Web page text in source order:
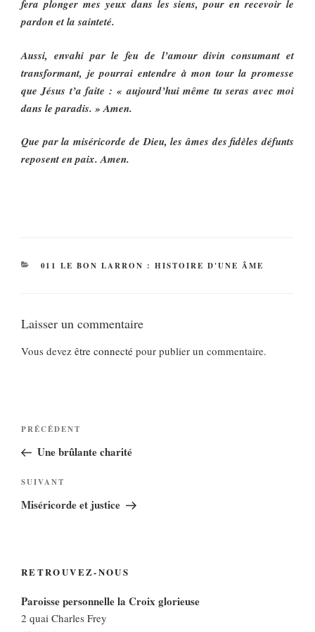
fera plonger mes yeux dans les siens, pour en recevoir le
pardon et la sainteté.
Aussi, envahi par le feu de l’amour divin consumant et
transformant, je pourrai entendre à mon tour la promesse
que Jésus t’a faite : « aujourd’hui même tu seras avec moi
dans le paradis. » Amen.
Que par la miséricorde de Dieu, les âmes des fidèles défunts
reposent en paix. Amen.
CATÉGORIES
011 LE BON LARRON : HISTOIRE D'UNE ÂME
Laisser un commentaire
Vous devez être connecté pour publier un commentaire.
Navigation
l’article
Article
précédent
PRÉCÉDENT
Une brûlante charité
Article
suivant
SUIVANT
Miséricorde et justice
RETROUVEZ-NOUS
Paroisse personnelle la Croix glorieuse
2 quai Charles Frey